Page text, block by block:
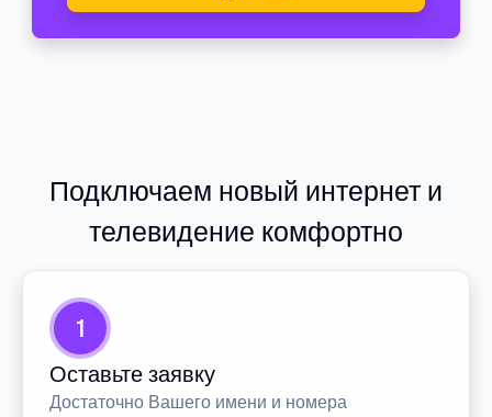
Подключаем новый интернет и
телевидение комфортно
1
Оставьте заявку
Достаточно Вашего имени и номера